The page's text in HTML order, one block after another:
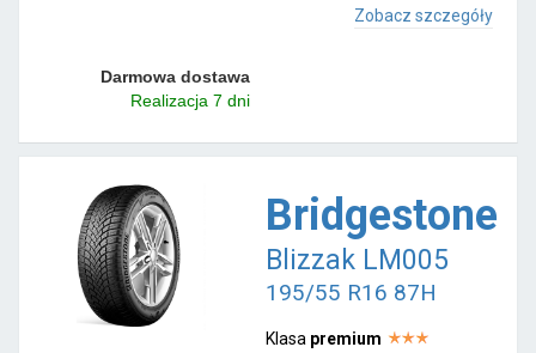
Zobacz szczegóły
Darmowa dostawa
Realizacja 7 dni
Bridgestone
Blizzak LM005
195/55 R16 87H
Klasa premium